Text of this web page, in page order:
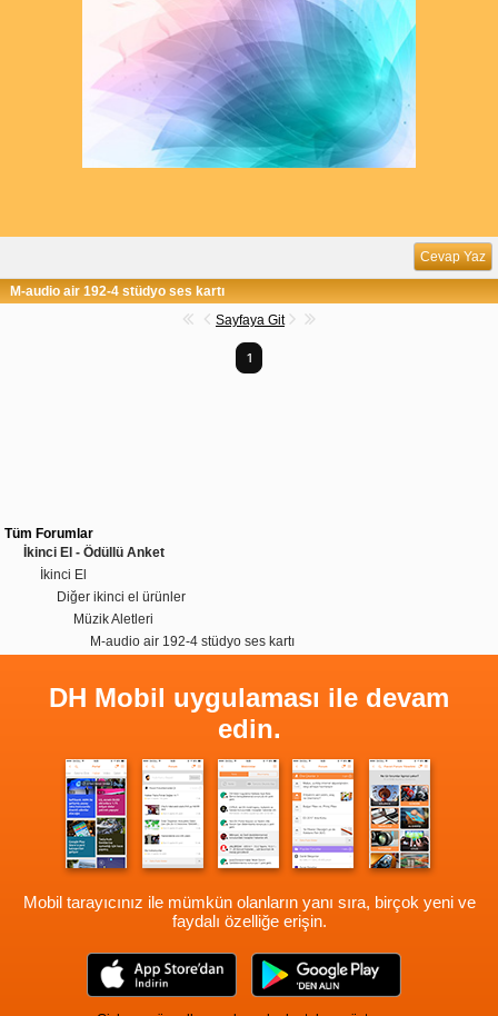
Cevap Yaz
M-audio air 192-4 stüdyo ses kartı
Sayfaya Git
1
Tüm Forumlar
İkinci El - Ödüllü Anket
İkinci El
Diğer ikinci el ürünler
Müzik Aletleri
M-audio air 192-4 stüdyo ses kartı
DH Mobil uygulaması ile devam
edin.
Mobil tarayıcınız ile mümkün olanların yanı sıra, birçok yeni ve
faydalı özelliğe erişin.